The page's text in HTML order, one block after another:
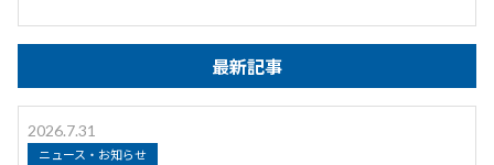
最新記事
2026.7.31
ニュース・お知らせ